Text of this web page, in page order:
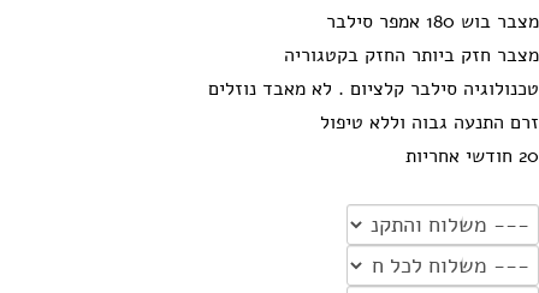
מצבר בוש 180 אמפר סילבר
מצבר חזק ביותר החזק בקטגוריה
טכנולוגיה סילבר קלציום . לא מאבד נוזלים
זרם התנעה גבוה וללא טיפול
20 חודשי אחריות